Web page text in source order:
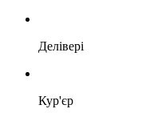
Делівері
Кур'єр